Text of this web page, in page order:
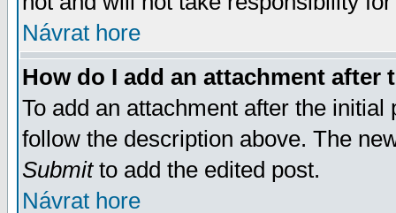
Návrat hore
How do I add an attachment after
To add an attachment after the
follow the description above. The
Submitto add the edited post.
Návrat hore